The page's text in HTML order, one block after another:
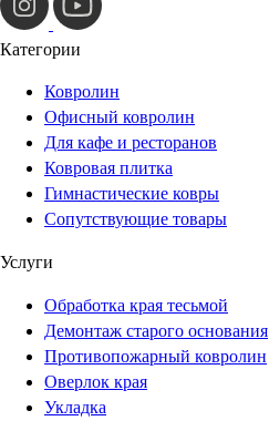
Категории
Ковролин
Офисный ковролин
Для кафе и ресторанов
Ковровая плитка
Гимнастические ковры
Сопутствующие товары
Услуги
Обработка края тесьмой
Демонтаж старого основания
Противопожарный ковролин
Оверлок края
Укладка